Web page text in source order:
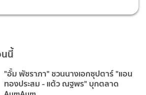
นี้
"อั้ม พัชราภา" ชวนนางเอกซุปตาร์ "แอน
ทองประสม - แต้ว ณฐพร" บุกตลาด